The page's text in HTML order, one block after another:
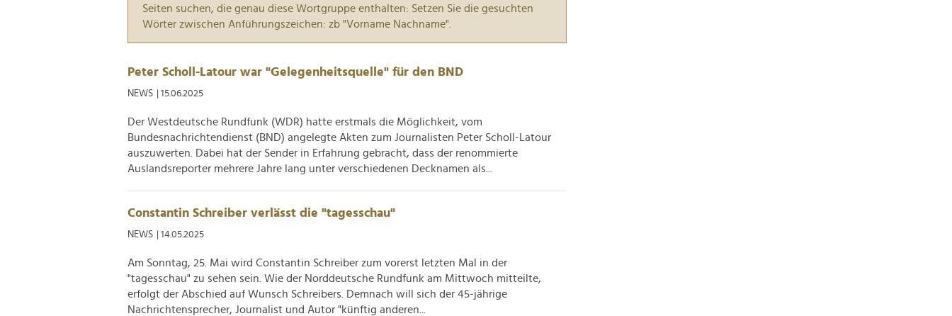
Seiten suchen, die genau diese Wortgruppe enthalten: Setzen Sie die gesuchten
Wörter zwischen Anführungszeichen: zb "Vorname Nachname".
Peter Scholl-Latour war "Gelegenheitsquelle" für den BND
NEWS | 15.06.2025
Der Westdeutsche Rundfunk (WDR) hatte erstmals die Möglichkeit, vom
Bundesnachrichtendienst (BND) angelegte Akten zum Journalisten Peter Scholl-Latour
auszuwerten. Dabei hat der Sender in Erfahrung gebracht, dass der renommierte
Auslandsreporter mehrere Jahre lang unter verschiedenen Decknamen als...
Constantin Schreiber verlässt die "tagesschau"
NEWS | 14.05.2025
Am Sonntag, 25. Mai wird Constantin Schreiber zum vorerst letzten Mal in der
"tagesschau" zu sehen sein. Wie der Norddeutsche Rundfunk am Mittwoch mitteilte,
erfolgt der Abschied auf Wunsch Schreibers. Demnach will sich der 45-jährige
Nachrichtensprecher, Journalist und Autor "künftig anderen...